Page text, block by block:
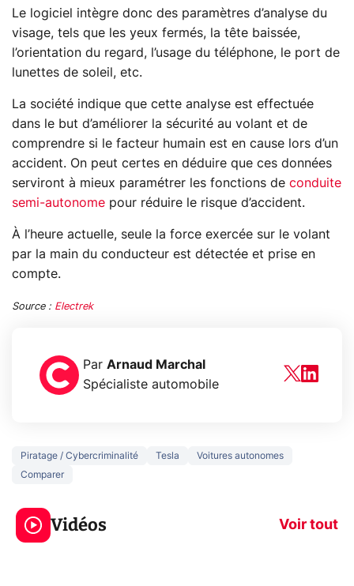
Le logiciel intègre donc des paramètres d’analyse du
visage, tels que les yeux fermés, la tête baissée,
l’orientation du regard, l’usage du téléphone, le port de
lunettes de soleil, etc.
La société indique que cette analyse est effectuée
dans le but d’améliorer la sécurité au volant et de
comprendre si le facteur humain est en cause lors d’un
accident. On peut certes en déduire que ces données
serviront à mieux paramétrer les fonctions de conduite
semi-autonome pour réduire le risque d’accident.
À l’heure actuelle, seule la force exercée sur le volant
par la main du conducteur est détectée et prise en
compte.
Source : Electrek
Par Arnaud Marchal
Spécialiste automobile
Piratage / Cybercriminalité Tesla
Voitures autonomes
Comparer
Vidéos Voir tout
5 générations de
jeux dans la
prochaine Xbox !
navigation